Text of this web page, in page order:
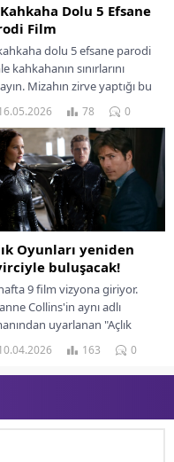
Dolu 5 Efsane
Film
dolu 5 efsane parodi
kahkahanın sınırlarını
Mizahın zirve yaptığı bu
kaçırmayın.
78 0
Oyunları yeniden
buluşacak!
9 film vizyona giriyor.
Collins'in aynı adlı
uyarlanan "Açlık
filmi de yıllar sonra
sinemaseverlerle...
163 0